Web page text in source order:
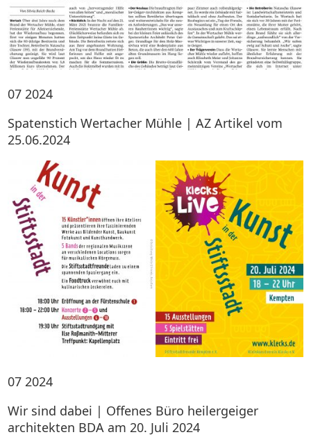
07 2024
Spatenstich Wertacher Mühle | AZ Artikel vom
25.06.2024
07 2024
Wir sind dabei | Offenes Büro heilergeiger
architekten BDA am 20. Juli 2024